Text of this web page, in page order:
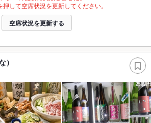
して空席状況を更新してください。
空席状況を更新する
）